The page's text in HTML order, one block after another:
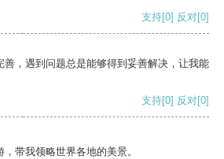
支持[0] 反对[0]
善，遇到问题总是能够得到妥善解决，让我能
支持[0] 反对[0]
带我领略世界各地的美景。